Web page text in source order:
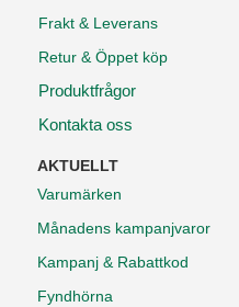
Frakt & Leverans
Retur & Öppet köp
Produktfrågor
Kontakta oss
AKTUELLT
Varumärken
Månadens kampanjvaror
Kampanj & Rabattkod
Fyndhörna